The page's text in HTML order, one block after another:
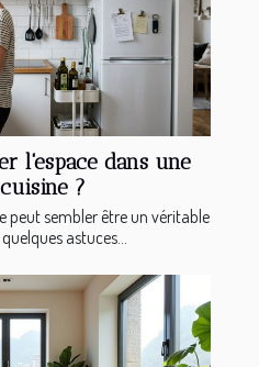
l'espace dans une
?
peut sembler être un véritable
astuces...